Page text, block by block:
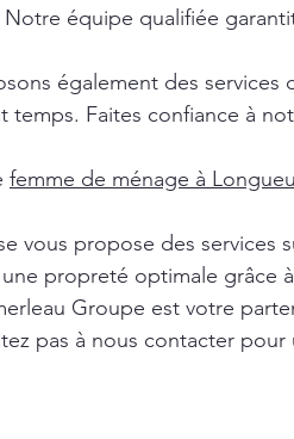
Notre équipe qualifiée
également des services
Faites confiance à
femme de ménage à
vous propose des services
propreté optimale grâce
Groupe est votre
pas à nous contacter